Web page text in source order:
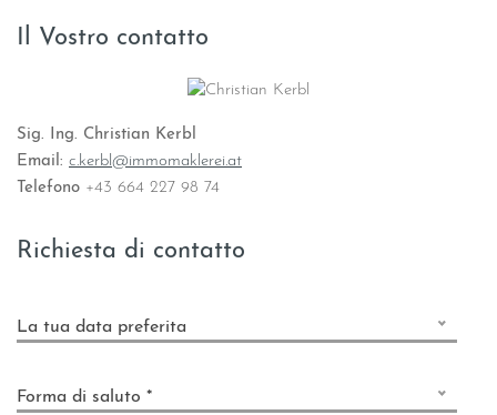
Il Vostro contatto
Sig. Ing. Christian Kerbl
Email: c.kerbl@immomaklerei.at
Telefono +43 664 227 98 74
Richiesta di contatto
La tua data preferita
Forma di saluto *